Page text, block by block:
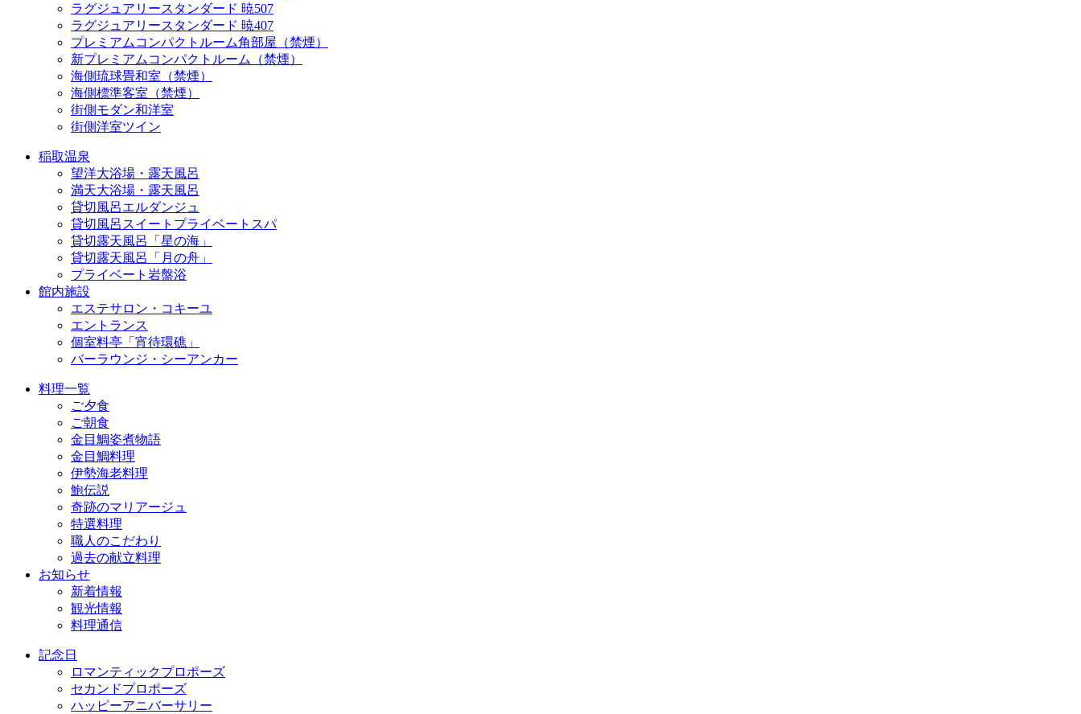
ラグジュアリースタンダード 暁507
ラグジュアリースタンダード 暁407
プレミアムコンパクトルーム角部屋（禁煙）
新プレミアムコンパクトルーム（禁煙）
海側琉球畳和室（禁煙）
海側標準客室（禁煙）
街側モダン和洋室
街側洋室ツイン
稲取温泉
望洋大浴場・露天風呂
満天大浴場・露天風呂
貸切風呂エルダンジュ
貸切風呂スイートプライベートスパ
貸切露天風呂「星の海」
貸切露天風呂「月の舟」
プライベート岩盤浴
館内施設
エステサロン・コキーユ
エントランス
個室料亭「宵待環礁」
バーラウンジ・シーアンカー
料理一覧
ご夕食
ご朝食
金目鯛姿煮物語
金目鯛料理
伊勢海老料理
鮑伝説
奇跡のマリアージュ
特選料理
職人のこだわり
過去の献立料理
お知らせ
新着情報
観光情報
料理通信
記念日
ロマンティックプロポーズ
セカンドプロポーズ
ハッピーアニバーサリー